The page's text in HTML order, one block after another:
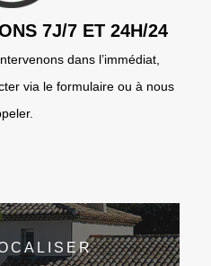
7J/7 ET 24H/24
dans l’immédiat,
via le formulaire ou à nous